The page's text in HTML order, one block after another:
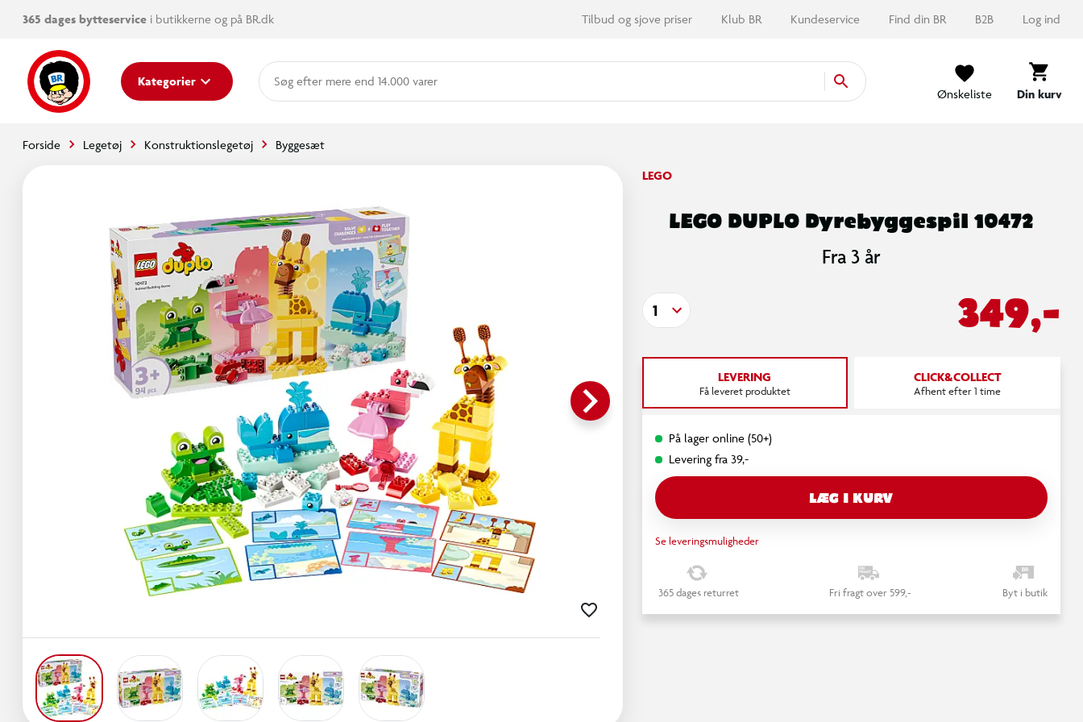
365 dages bytteservice i butikkerne og på BR.dk Tilbud og sjove priser Klub BR Kundeservice Find din BR B2B Log ind
Kategorier
mere end 14.000 varer
Ønskeliste
Din kurv
Forside Legetøj Konstruktionslegetøj Byggesæt
keyboard_arrow_right
LEGO
LEGO DUPLO Dyrebyggespil 10472
Fra 3 år
349,-
1
LEVERING
Få leveret produktet
CLICK&COLLECT
Afhent efter 1 time
På lager online (50+)
Levering fra 39,-
LÆG I KURV
Se leveringsmuligheder
365 dages returret Fri fragt over 599,- Byt i butik